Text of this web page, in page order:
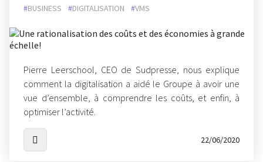
BUSINESS DIGITALISATION VMS
Pierre Leerschool, CEO de Sudpresse, nous explique
comment la digitalisation a aidé le Groupe à avoir une
vue d’ensemble, à comprendre les coûts, et enfin, à
optimiser l’activité.
22/06/2020